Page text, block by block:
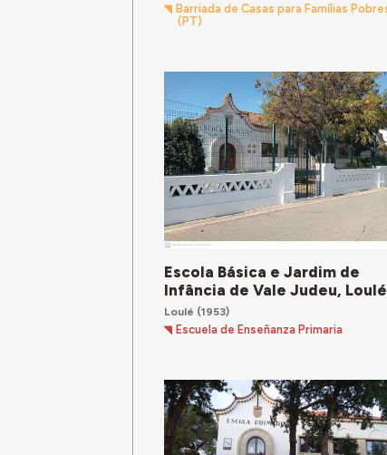
Barriada de Casas para Famílias
(PT)
Escola Básica e Jardim de
Infância de Vale Judeu, Loulé
Loulé (1953)
Escuela de Enseñanza Primaria